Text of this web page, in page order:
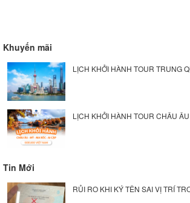
Khuyến mãi
LỊCH KHỞI HÀNH TOUR TRUNG
LỊCH KHỞI HÀNH TOUR CHÂU
Tin Mới
RỦI RO KHI KÝ TÊN SAI VỊ TRÍ